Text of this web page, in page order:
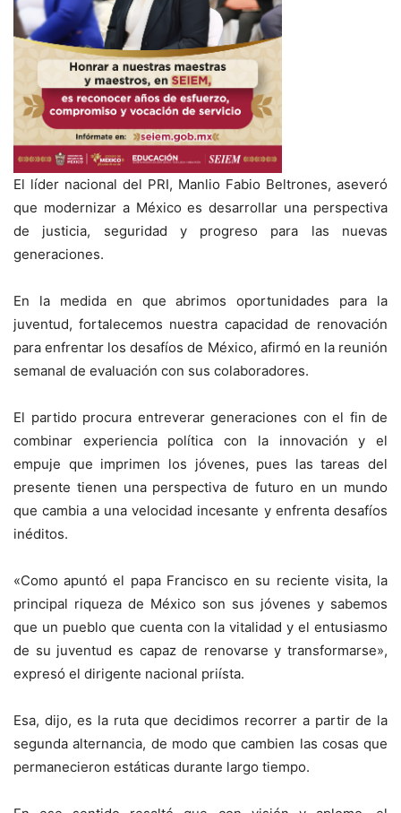
El líder nacional del PRI, Manlio Fabio Beltrones, aseveró
que modernizar a México es desarrollar una perspectiva
de justicia, seguridad y progreso para las nuevas
generaciones.
En la medida en que abrimos oportunidades para la
juventud, fortalecemos nuestra capacidad de renovación
para enfrentar los desafíos de México, afirmó en la reunión
semanal de evaluación con sus colaboradores.
El partido procura entreverar generaciones con el fin de
combinar experiencia política con la innovación y el
empuje que imprimen los jóvenes, pues las tareas del
presente tienen una perspectiva de futuro en un mundo
que cambia a una velocidad incesante y enfrenta desafíos
inéditos.
«Como apuntó el papa Francisco en su reciente visita, la
principal riqueza de México son sus jóvenes y sabemos
que un pueblo que cuenta con la vitalidad y el entusiasmo
de su juventud es capaz de renovarse y transformarse»,
expresó el dirigente nacional priísta.
Esa, dijo, es la ruta que decidimos recorrer a partir de la
segunda alternancia, de modo que cambien las cosas que
permanecieron estáticas durante largo tiempo.